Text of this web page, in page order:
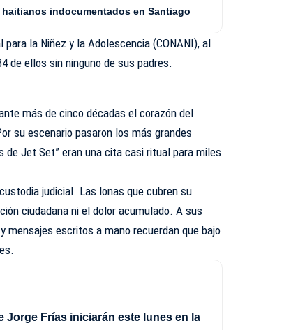
indocumentados en Santiago
para la Niñez y la Adolescencia (CONANI), al
de ellos sin ninguno de sus padres.
más de cinco décadas el corazón del
su escenario pasaron los más grandes
de Jet Set” eran una cita casi ritual para miles
judicial. Las lonas que cubren su
ciudadana ni el dolor acumulado. A sus
escritos a mano recuerdan que bajo
Jorge Frías iniciarán este lunes en la